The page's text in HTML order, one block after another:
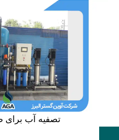
تصفیه آب برای